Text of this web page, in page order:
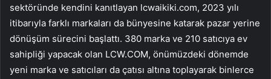
sektöründe kendini kanıtlayan lcwaikiki.com, 2023 yılı
itibarıyla farklı markaları da bünyesine katarak pazar yerine
dönüşüm sürecini başlattı. 380 marka ve 210 satıcıya ev
sahipliği yapacak olan LCW.COM, önümüzdeki dönemde
yeni marka ve satıcıları da çatısı altına toplayarak binlerce